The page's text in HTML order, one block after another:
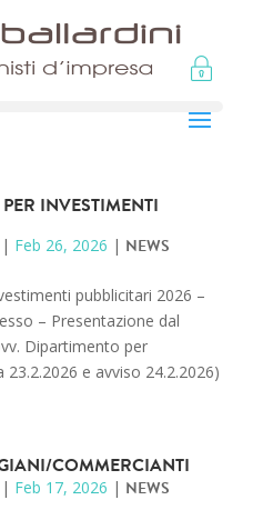
INVESTIMENTI
| Feb 26, 2026 | NEWS
pubblicitari 2026 –
– Presentazione dal
Dipartimento per
23.2.2026 e avviso 24.2.2026)
COMMERCIANTI
| Feb 17, 2026 | NEWS